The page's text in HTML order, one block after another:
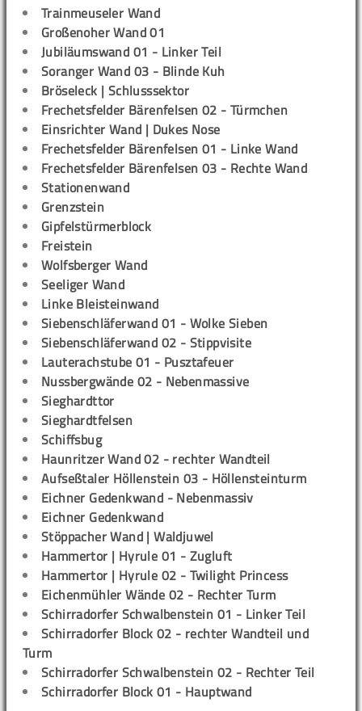
Trainmeuseler Wand
Großenoher Wand 01
Jubiläumswand 01 - Linker Teil
Soranger Wand 03 - Blinde Kuh
Bröseleck | Schlusssektor
Frechetsfelder Bärenfelsen 02 - Türmchen
Einsrichter Wand | Dukes Nose
Frechetsfelder Bärenfelsen 01 - Linke Wand
Frechetsfelder Bärenfelsen 03 - Rechte Wand
Stationenwand
Grenzstein
Gipfelstürmerblock
Freistein
Wolfsberger Wand
Seeliger Wand
Linke Bleisteinwand
Siebenschläferwand 01 - Wolke Sieben
Siebenschläferwand 02 - Stippvisite
Lauterachstube 01 - Pusztafeuer
Nussbergwände 02 - Nebenmassive
Sieghardttor
Sieghardtfelsen
Schiffsbug
Haunritzer Wand 02 - rechter Wandteil
Aufseßtaler Höllenstein 03 - Höllensteinturm
Eichner Gedenkwand - Nebenmassiv
Eichner Gedenkwand
Stöppacher Wand | Waldjuwel
Hammertor | Hyrule 01 - Zugluft
Hammertor | Hyrule 02 - Twilight Princess
Eichenmühler Wände 02 - Rechter Turm
Schirradorfer Schwalbenstein 01 - Linker Teil
Schirradorfer Block 02 - rechter Wandteil und
Turm
Schirradorfer Schwalbenstein 02 - Rechter Teil
Schirradorfer Block 01 - Hauptwand